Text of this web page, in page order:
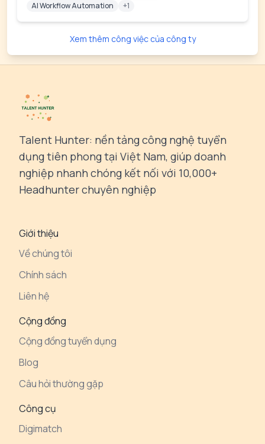
AI Workflow Automation
+1
Xem thêm công việc của công ty
Talent Hunter: nền tảng công nghệ tuyển
dụng tiên phong tại Việt Nam, giúp doanh
nghiệp nhanh chóng kết nối với 10,000+
Headhunter chuyên nghiệp
Giới thiệu
Về chúng tôi
Chính sách
Liên hệ
Cộng đồng
Cộng đồng tuyển dụng
Blog
Câu hỏi thường gặp
Công cụ
Digimatch